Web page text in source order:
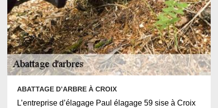
ABATTAGE D’ARBRE À CROIX
L’entreprise d’élagage Paul élagage 59 sise à Croix